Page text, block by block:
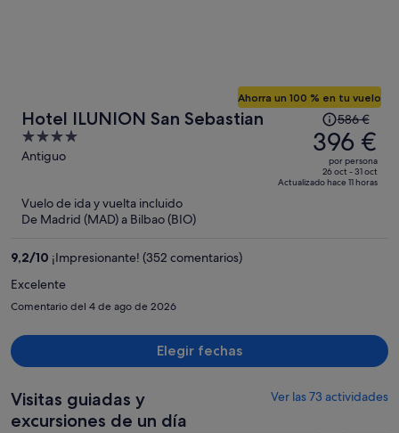
Hotel ILUNION San Sebastian
4
out
5
Antiguo
Ahorra un 100 % en tu vuelo
El
precio
era
de
586 €,
586 €
396 €
por persona
26 oct - 31 oct
Actualizado hace 11 horas
Vuelo de ida y vuelta incluido
De Madrid (MAD) a Bilbao (BIO)
9,2/10 ¡Impresionante! (352 comentarios)
Excelente
Comentario del 4 de ago de 2026
Elegir fechas
Visitas guiadas y
excursiones de un día
Ver las 73 actividades